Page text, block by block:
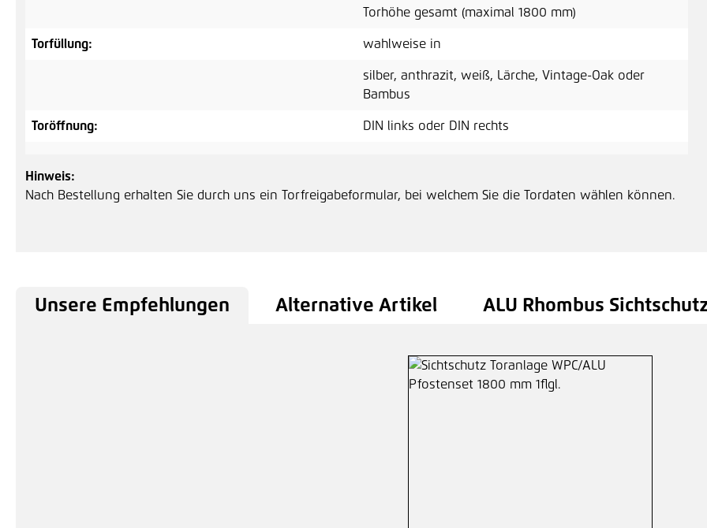
Torhöhe gesamt (maximal 1800 mm)
Torfüllung: wahlweise in
silber, anthrazit, weiß, Lärche, Vintage-Oak oder
Bambus
Toröffnung: DIN links oder DIN rechts
Hinweis:
Nach Bestellung erhalten Sie durch uns ein Torfreigabeformular, bei welchem Sie die Tordaten wählen können.
Unsere Empfehlungen Alternative Artikel ALU Rhombus